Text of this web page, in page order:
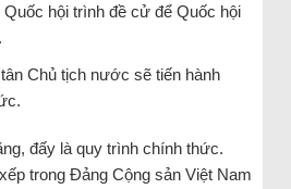
hội trình đề cử để Quốc hội
Chủ tịch nước sẽ tiến hành
đấy là quy trình chính thức.
trong Đảng Cộng sản Việt Nam